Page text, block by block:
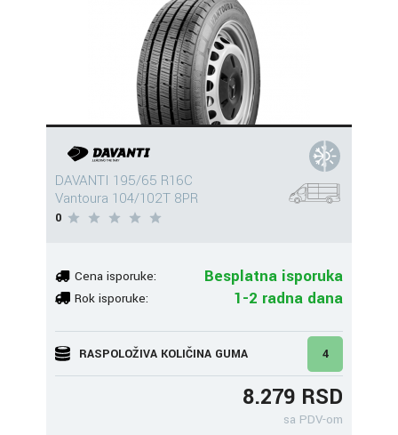
DAVANTI 195/65 R16C
Vantoura 104/102T 8PR
0
Cena isporuke: Besplatna isporuka
Rok isporuke: 1-2 radna dana
RASPOLOŽIVA KOLIČINA GUMA 4
8.279 RSD
sa PDV-om